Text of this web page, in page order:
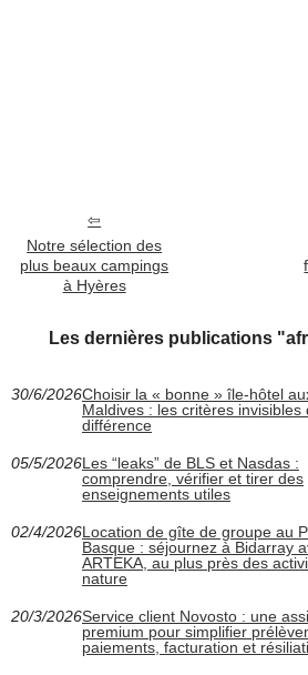
Notre sélection des
plus beaux campings
à Hyères
Les dernières publications
30/6/2026Choisir la « bonne » île-hôtel
Maldives : les critères invisibles
différence
05/5/2026Les “leaks” de BLS et Nasdas :
comprendre, vérifier et tirer des
enseignements utiles
02/4/2026Location de gîte de groupe au
Basque : séjournez à Bidarray
ARTEKA, au plus près des
nature
20/3/2026Service client Novosto : une
premium pour simplifier
paiements, facturation et